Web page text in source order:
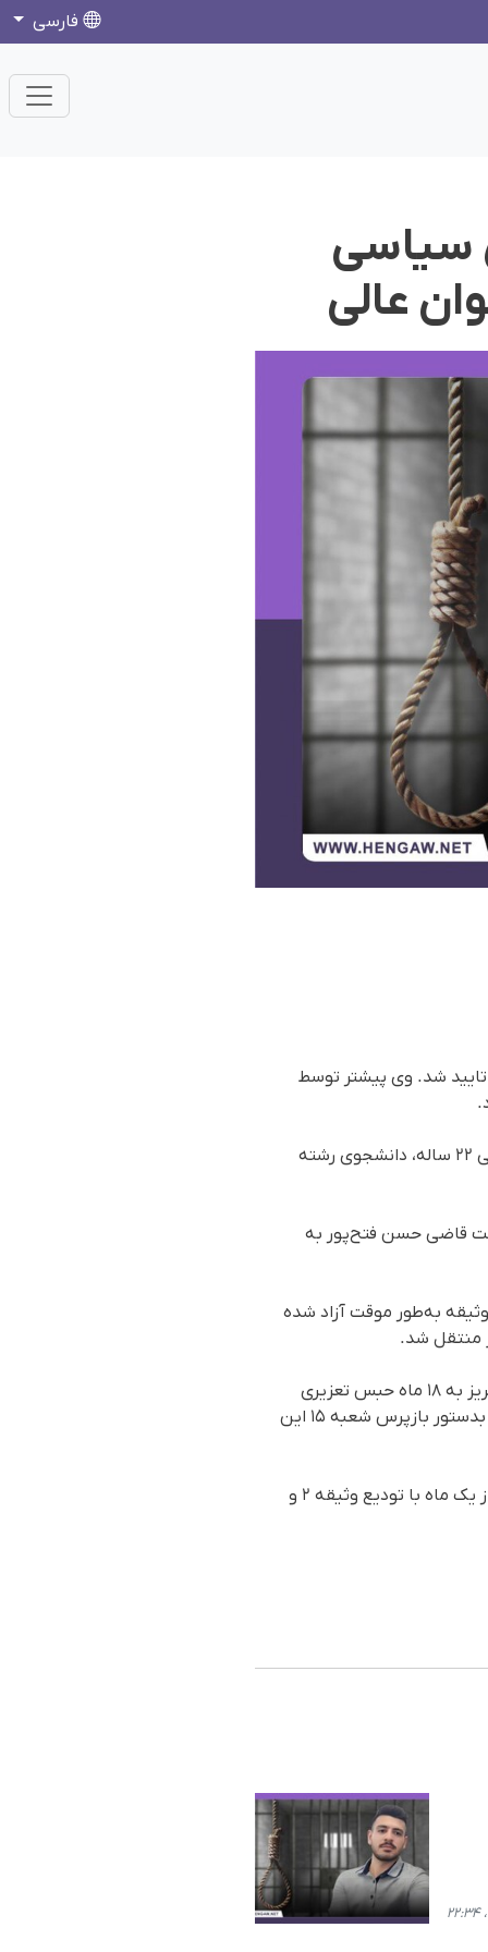
فارسی
سیاسی
عالی
تایید شد. وی پیشتر توسط
بر اساس گزارش رسیده به سازمان حقوق بشری هه‌نگاو، اخیراً حکم اعدام احسان فریدی، زندانی سیاسی ۲۲ ساله، دانشجوی رشته
قاضی حسن فتح‌پور‌ به
به‌طور موقت آزاد شده
منتقل شد.
احسان فریدی همچنین در شهریور ماه ۱۴۰۴ در بخشی دیگر از همین پرونده توسط دادگاه کیفری دو تبریز به ۱۸ ماه حبس تعزیری
محکوم شد. وی در تاریخ ۲۹ خردادماه ۱۴۰۳ (۱۸ ژوئن ۲۰۲۴)، پس از احضار و مراجعه به دادسرای تبریز، بدستور بازپرس شعبه ۱۵ این
قابل ذکر است که، احسان فریدی پیشتر نیز در اسفندماه ۱۴۰۲ توسط نیروهای امنیتی بازداشت و پس از یک ماه با تودیع وثیقه ۲ و